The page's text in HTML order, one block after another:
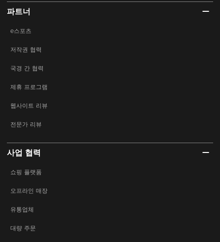
파트너
e스포츠
저작권 협력
국경 간 협력
제휴 프로그램
웹사이트 리뷰
전문가 리뷰
사업 협력
쇼핑 플랫폼
오프라인 매장
유통업체
대량 주문